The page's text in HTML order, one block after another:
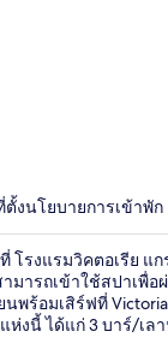
ตั้งนโยบายการเข้าพัก
โรงแรมวิคตอเรีย แ
มารถเข้าใช้สปาเพื่
นพร้อมเสิร์ฟที่
ห่งนี้ ได้แก่ 3 บาร์/เ